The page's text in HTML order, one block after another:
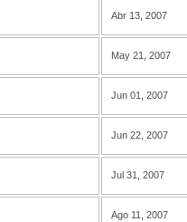
Abr 13, 2007
May 21, 2007
Jun 01, 2007
Jun 22, 2007
Jul 31, 2007
Ago 11, 2007